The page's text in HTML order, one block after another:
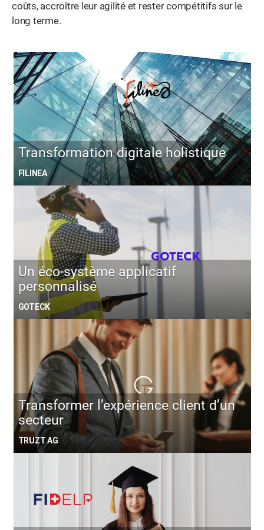
coûts, accroître leur agilité et rester compétitifs sur le
long terme.
Transformation digitale holistique
FILINEA
Un éco-système applicatif
personnalisé
GOTECK
Transformer l’expérience client d’un
secteur
TRUZT AG